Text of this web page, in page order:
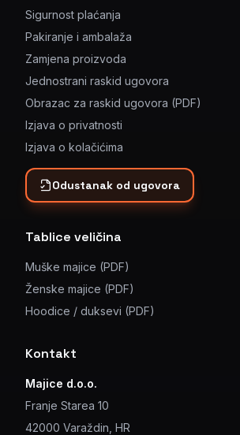
Sigurnost plaćanja
Pakiranje i ambalaža
Zamjena proizvoda
Jednostrani raskid ugovora
Obrazac za raskid ugovora (PDF)
Izjava o privatnosti
Izjava o kolačićima
Odustanak od ugovora
Tablice veličina
Muške majice (PDF)
Ženske majice (PDF)
Hoodice / duksevi (PDF)
Kontakt
Majice d.o.o.
Franje Starea 10
42000 Varaždin, HR